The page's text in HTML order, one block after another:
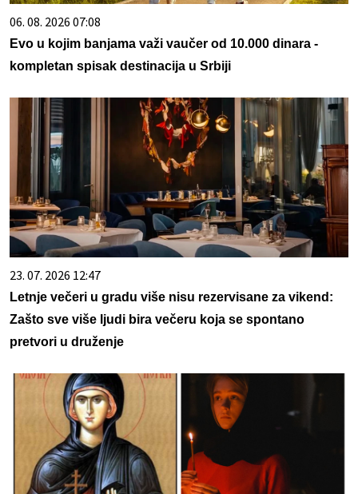
06. 08. 2026 07:08
Evo u kojim banjama važi vaučer od 10.000 dinara -
kompletan spisak destinacija u Srbiji
23. 07. 2026 12:47
Letnje večeri u gradu više nisu rezervisane za vikend:
Zašto sve više ljudi bira večeru koja se spontano
pretvori u druženje